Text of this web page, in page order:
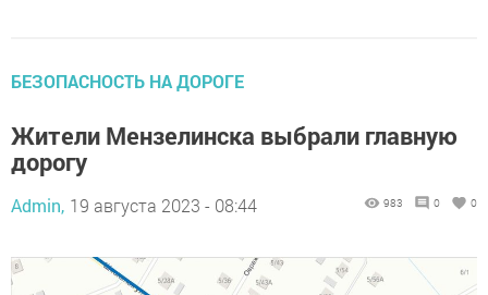
БЕЗОПАСНОСТЬ НА ДОРОГЕ
Жители Мензелинска выбрали главную
дорогу
Admin, 19 августа 2023 - 08:44 983 0 0